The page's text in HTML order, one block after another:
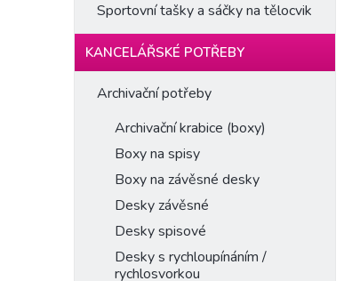
Sportovní tašky a sáčky na tělocvik
KANCELÁŘSKÉ POTŘEBY
Archivační potřeby
Archivační krabice (boxy)
Boxy na spisy
Boxy na závěsné desky
Desky závěsné
Desky spisové
Desky s rychloupínáním /
rychlosvorkou